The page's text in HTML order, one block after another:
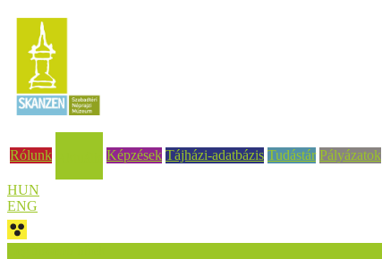
Rólunk Képzések Tájházi-adatbázis Tudástár Pályázatok
HUN
ENG